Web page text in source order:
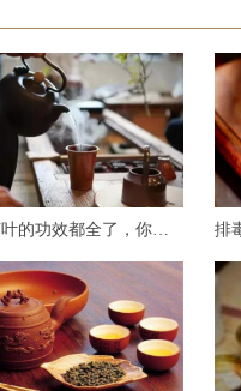
所有茶叶的功效都全了，你喝对了吗?